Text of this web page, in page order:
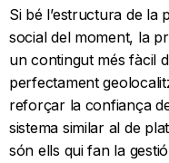
Si bé l’estructura de
social del moment, la
un contingut més fàcil
perfectament
reforçar la confiança
sistema similar al de
són ells qui fan la